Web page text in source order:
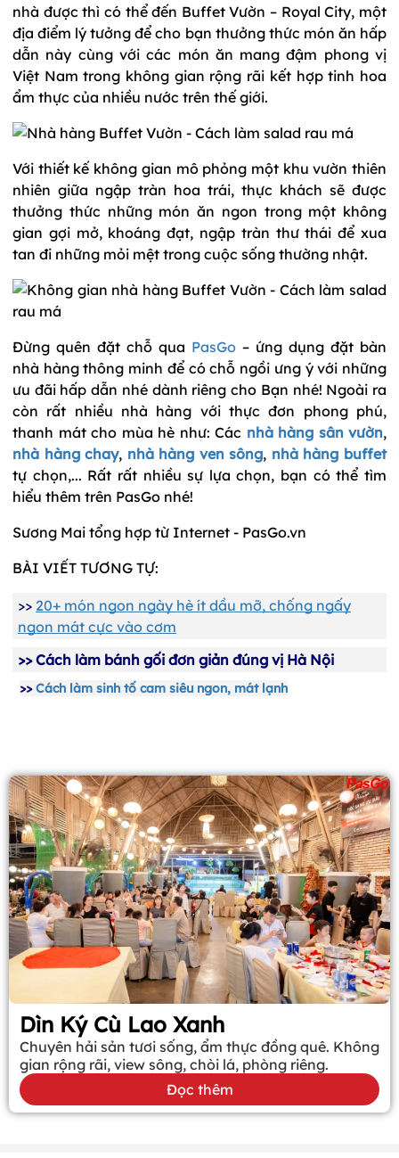
nhà được thì có thể đến Buffet Vườn – Royal City, một
địa điểm lý tưởng để cho bạn thưởng thức món ăn hấp
dẫn này cùng với các món ăn mang đậm phong vị
Việt Nam trong không gian rộng rãi kết hợp tinh hoa
ẩm thực của nhiều nước trên thế giới.
Với thiết kế không gian mô phỏng một khu vườn thiên
nhiên giữa ngập tràn hoa trái, thực khách sẽ được
thưởng thức những món ăn ngon trong một không
gian gợi mở, khoáng đạt, ngập tràn thư thái để xua
tan đi những mỏi mệt trong cuộc sống thường nhật.
Đừng quên đặt chỗ qua PasGo – ứng dụng đặt bàn
nhà hàng thông minh để có chỗ ngồi ưng ý với những
ưu đãi hấp dẫn nhé dành riêng cho Bạn nhé! Ngoài ra
còn rất nhiều nhà hàng với thực đơn phong phú,
thanh mát cho mùa hè như: Các nhà hàng sân vườn,
nhà hàng chay, nhà hàng ven sông, nhà hàng buffet
tự chọn,... Rất rất nhiều sự lựa chọn, bạn có thể tìm
hiểu thêm trên PasGo nhé!
Sương Mai tổng hợp từ Internet - PasGo.vn
BÀI VIẾT TƯƠNG TỰ:
>> 20+ món ngon ngày hè ít dầu mỡ, chống ngấy
ngon mát cực vào cơm
>>Cách làm bánh gối đơn giản đúng vị Hà Nội
>>Cách làm sinh tố cam siêu ngon, mát lạnh
Dìn Ký Cù Lao Xanh
Chuyên hải sản tươi sống, ẩm thực đồng quê. Không
gian rộng rãi, view sông, chòi lá, phòng riêng.
Đọc thêm